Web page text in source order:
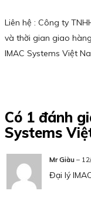
Liên hệ : Công ty
và thời gian giao
IMAC Systems Việt
Có 1 đánh
Systems
Mr Giàu –
Đại lý